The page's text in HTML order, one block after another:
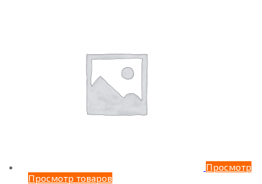
Просмотр
Просмотр товаров